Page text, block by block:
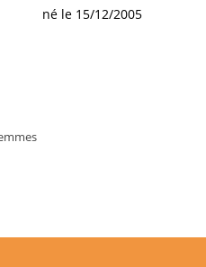
né le 15/12/2005